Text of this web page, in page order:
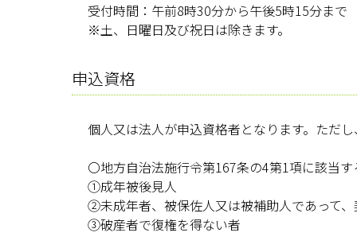
受付時間：午前8時30分から午後5時15分まで
※土、日曜日及び祝日は除きます。
申込資格
個人又は法人が申込資格者となります。ただ
〇地方自治法施行令第167条の4第1項に該当す
①成年被後見人
②未成年者、被保佐人又は被補助人であって
③破産者で復権を得ない者